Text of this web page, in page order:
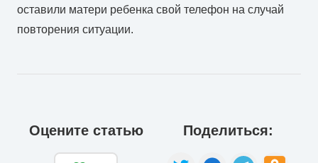
оставили матери ребенка свой телефон на случай
повторения ситуации.
Оцените статью Поделиться: